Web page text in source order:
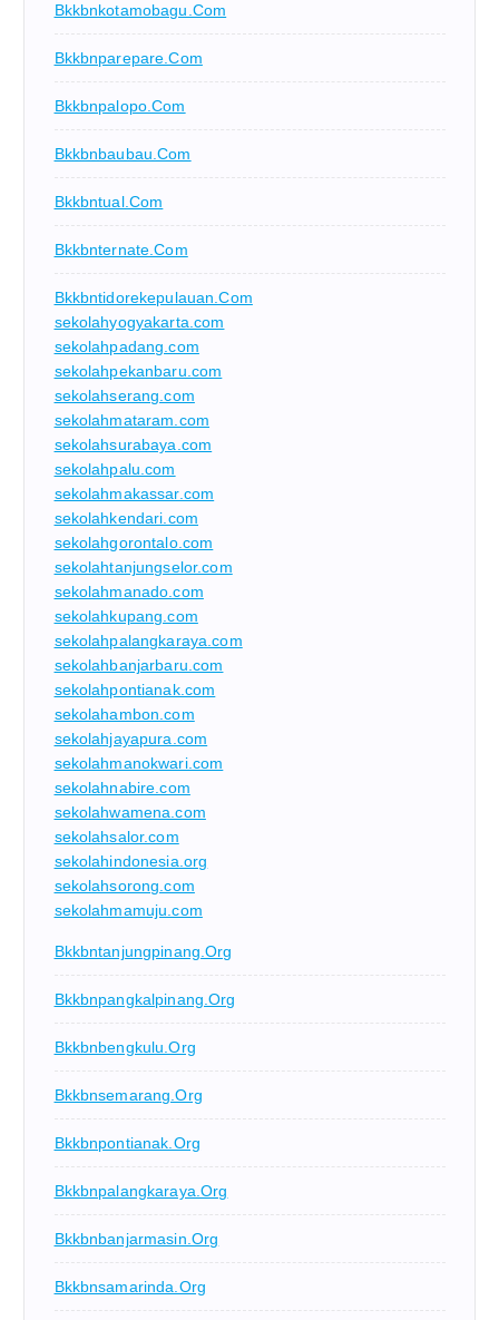
Bkkbnkotamobagu.com
Bkkbnparepare.com
Bkkbnpalopo.com
Bkkbnbaubau.com
Bkkbntual.com
Bkkbnternate.com
Bkkbntidorekepulauan.com
sekolahyogyakarta.com
sekolahpadang.com
sekolahpekanbaru.com
sekolahserang.com
sekolahmataram.com
sekolahsurabaya.com
sekolahpalu.com
sekolahmakassar.com
sekolahkendari.com
sekolahgorontalo.com
sekolahtanjungselor.com
sekolahmanado.com
sekolahkupang.com
sekolahpalangkaraya.com
sekolahbanjarbaru.com
sekolahpontianak.com
sekolahambon.com
sekolahjayapura.com
sekolahmanokwari.com
sekolahnabire.com
sekolahwamena.com
sekolahsalor.com
sekolahindonesia.org
sekolahsorong.com
sekolahmamuju.com
Bkkbntanjungpinang.org
Bkkbnpangkalpinang.org
Bkkbnbengkulu.org
Bkkbnsemarang.org
Bkkbnpontianak.org
Bkkbnpalangkaraya.org
Bkkbnbanjarmasin.org
Bkkbnsamarinda.org